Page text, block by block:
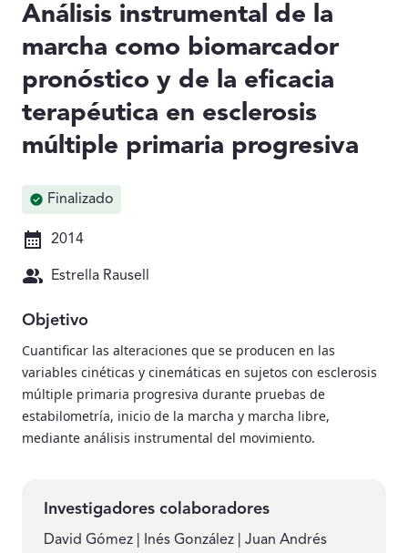
Análisis instrumental de la
marcha como biomarcador
pronóstico y de la eficacia
terapéutica en esclerosis
múltiple primaria progresiva
Finalizado
2014
Estrella Rausell
Objetivo
Cuantificar las alteraciones que se producen en las
variables cinéticas y cinemáticas en sujetos con esclerosis
múltiple primaria progresiva durante pruebas de
estabilometría, inicio de la marcha y marcha libre,
mediante análisis instrumental del movimiento.
Investigadores colaboradores
David Gómez | Inés González | Juan Andrés